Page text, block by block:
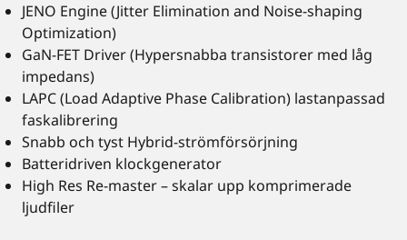
JENO Engine (Jitter Elimination and Noise-shaping
Optimization)
GaN-FET Driver (Hypersnabba transistorer med låg
impedans)
LAPC (Load Adaptive Phase Calibration) lastanpassad
faskalibrering
Snabb och tyst Hybrid-strömförsörjning
Batteridriven klockgenerator
High Res Re-master – skalar upp komprimerade
ljudfiler